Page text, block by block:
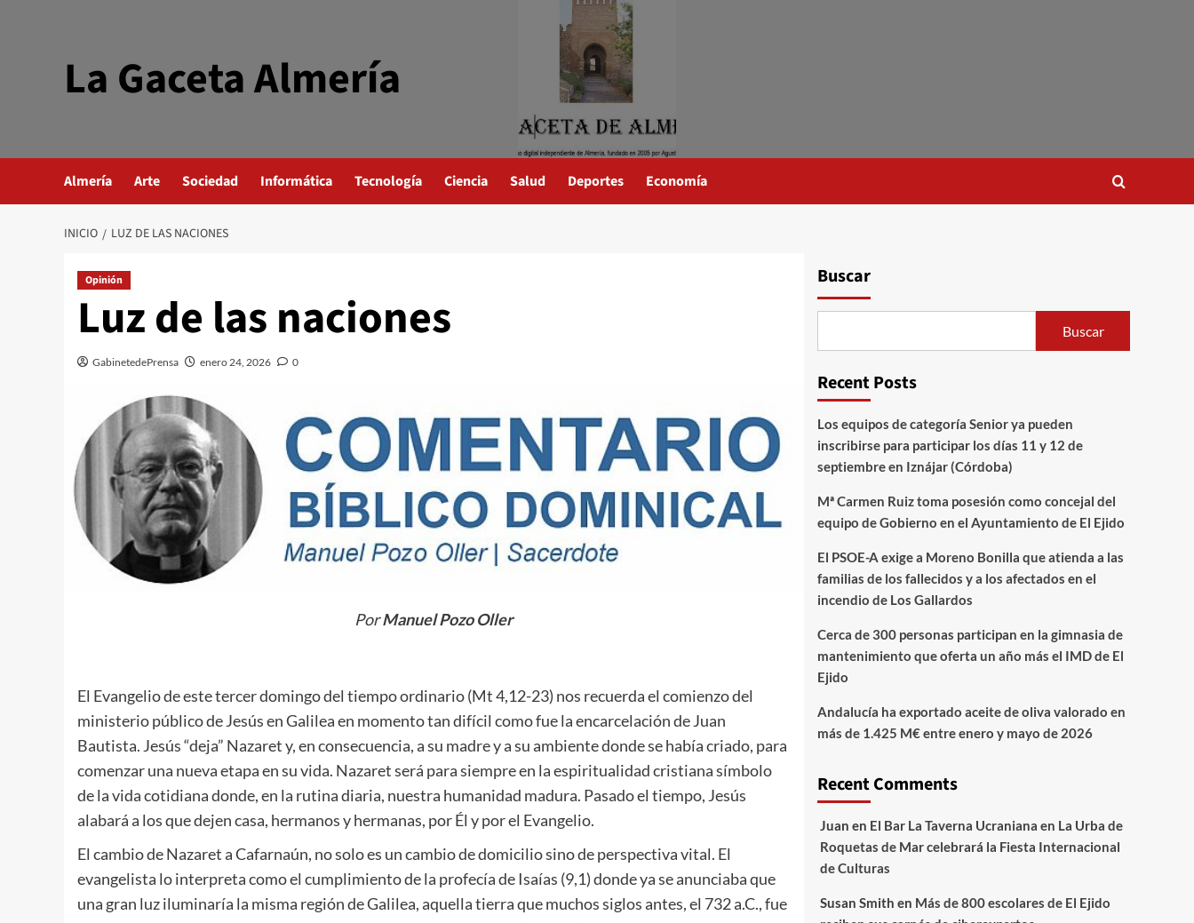
La Gaceta Almería
Almería Arte Sociedad Informática Tecnología Ciencia Salud Deportes Economía
INICIO LUZ DE LAS NACIONES
Opinión
Luz de las naciones
GabinetedePrensa enero 24, 2026 0
PorManuel Pozo Oller
El Evangelio de este tercer domingo del tiempo ordinario (Mt 4,12-23) nos recuerda el comienzo del
ministerio público de Jesús en Galilea en momento tan difícil como fue la encarcelación de Juan
Bautista. Jesús “deja” Nazaret y, en consecuencia, a su madre y a su ambiente donde se había criado, para
comenzar una nueva etapa en su vida. Nazaret será para siempre en la espiritualidad cristiana símbolo
de la vida cotidiana donde, en la rutina diaria, nuestra humanidad madura. Pasado el tiempo, Jesús
alabará a los que dejen casa, hermanos y hermanas, por Él y por el Evangelio.
El cambio de Nazaret a Cafarnaún, no solo es un cambio de domicilio sino de perspectiva vital. El
evangelista lo interpreta como el cumplimiento de la profecía de Isaías (9,1) donde ya se anunciaba que
una gran luz iluminaría la misma región de Galilea, aquella tierra que muchos siglos antes, el 732 a.C., fue
Buscar
Buscar
Recent Posts
Los equipos de categoría Senior ya pueden
inscribirse para participar los días 11 y 12 de
septiembre en Iznájar (Córdoba)
Mª Carmen Ruiz toma posesión como concejal del
equipo de Gobierno en el Ayuntamiento de El Ejido
El PSOE-A exige a Moreno Bonilla que atienda a las
familias de los fallecidos y a los afectados en el
incendio de Los Gallardos
Cerca de 300 personas participan en la gimnasia de
mantenimiento que oferta un año más el IMD de El
Ejido
Andalucía ha exportado aceite de oliva valorado en
más de 1.425 M€ entre enero y mayo de 2026
Recent Comments
Juan en El Bar La Taverna Ucraniana en La Urba de
Roquetas de Mar celebrará la Fiesta Internacional
de Culturas
Susan Smith en Más de 800 escolares de El Ejido